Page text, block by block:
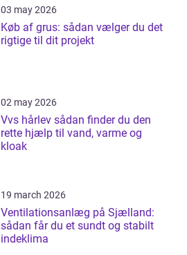
03 may 2026
Køb af grus: sådan vælger du det
rigtige til dit projekt
02 may 2026
Vvs hårlev sådan finder du den
rette hjælp til vand, varme og
kloak
19 march 2026
Ventilationsanlæg på Sjælland:
sådan får du et sundt og stabilt
indeklima